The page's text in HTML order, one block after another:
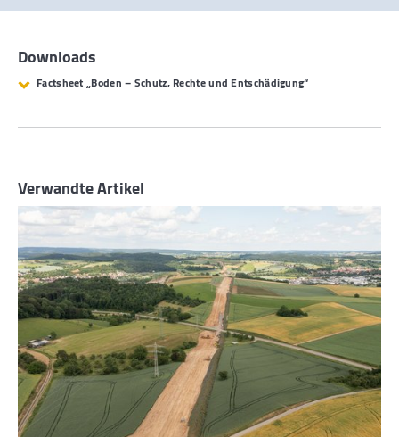
Downloads
Factsheet „Boden – Schutz, Rechte und Entschädigung“
Verwandte Artikel